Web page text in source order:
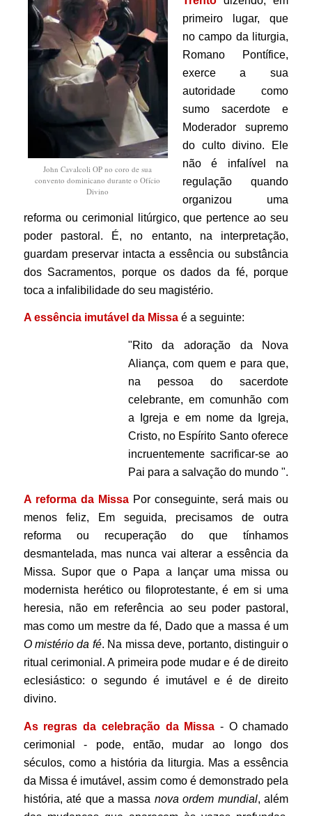
John Cavalcoli OP no coro de sua
convento dominicano durante o Ofício
Divino
primeiro lugar, que
no campo da liturgia,
Romano Pontífice,
exerce a sua
autoridade como
sumo sacerdote e
Moderador supremo
do culto divino. Ele
não é infalível na
regulação quando
organizou uma
reforma ou cerimonial litúrgico, que pertence ao seu
poder pastoral. É, no entanto, na interpretação,
guardam preservar intacta a essência ou substância
dos Sacramentos, porque os dados da fé, porque
toca a infalibilidade do seu magistério.
A essência imutável da Missaé a seguinte:
"Rito da adoração da Nova
Aliança, com quem e para que,
na pessoa do sacerdote
celebrante, em comunhão com
a Igreja e em nome da Igreja,
Cristo, no Espírito Santo oferece
incruentemente sacrificar-se ao
Pai para a salvação do mundo ".
A reforma da MissaPor conseguinte, será mais ou
menos feliz, Em seguida, precisamos de outra
reforma ou recuperação do que tínhamos
desmantelada, mas nunca vai alterar a essência da
Missa. Supor que o Papa a lançar uma missa ou
modernista herético ou filoprotestante, é em si uma
heresia, não em referência ao seu poder pastoral,
mas como um mestre da fé, Dado que a massa é um
O mistério da fé. Na missa deve, portanto, distinguir o
ritual cerimonial. A primeira pode mudar e é de direito
eclesiástico: o segundo é imutável e é de direito
divino.
As regras da celebração da Missa - O chamado
cerimonial - pode, então, mudar ao longo dos
séculos, como a história da liturgia. Mas a essência
da Missa é imutável, assim como é demonstrado pela
história, até que a massa nova ordem mundial, além